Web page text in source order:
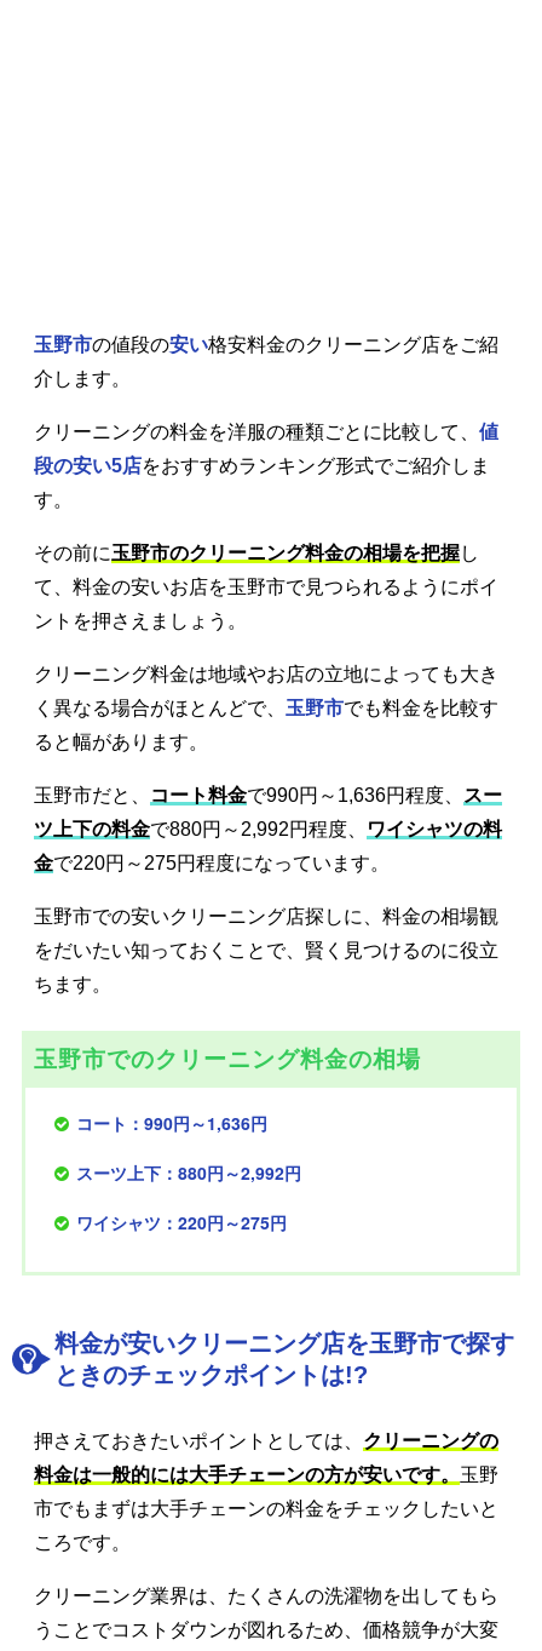
玉野市の値段の安い格安料金のクリーニング店をご紹
介します。
クリーニングの料金を洋服の種類ごとに比較して、 値
段の安い5店をおすすめランキング形式でご紹介しま
す。
その前に玉野市のクリーニング料金の相場を把握し
て、料金の安いお店を玉野市で見つられるようにポイ
ントを押さえましょう。
クリーニング料金は地域やお店の立地によっても大き
く異なる場合がほとんどで、 玉野市でも料金を比較す
ると幅があります。
玉野市だと、 コート料金で990円～1,636円程度、
スー
ツ上下の料金で880円～2,992円程度、
ワイシャツの料
金で220円～275円程度になっています。
玉野市での安いクリーニング店探しに、料金の相場観
をだいたい知っておくことで、賢く見つけるのに役立
ちます。
玉野市でのクリーニング料金の相場
コート：990円～1,636円
スーツ上下：880円～2,992円
ワイシャツ：220円～275円
料金が安いクリーニング店を玉野市で探す
ときのチェックポイントは!?
押さえておきたいポイントとしては、 クリーニングの
料金は一般的には大手チェーンの方が安いです。 玉野
市でもまずは大手チェーンの料金をチェックしたいと
ころです。
クリーニング業界は、たくさんの洗濯物を出してもら
うことでコストダウンが図れるため、価格競争が大変